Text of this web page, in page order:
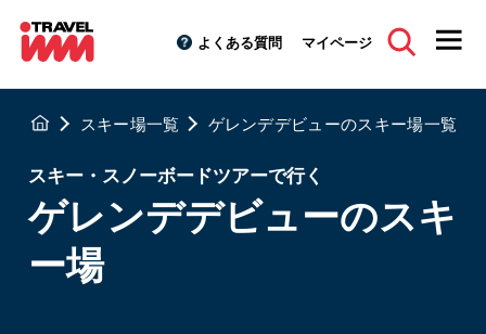
よくある質問 マイページ
スキー場一覧 ゲレンデデビューのスキー場一覧
スキー・スノーボードツアーで行く
ゲレンデデビューのスキ
ー場